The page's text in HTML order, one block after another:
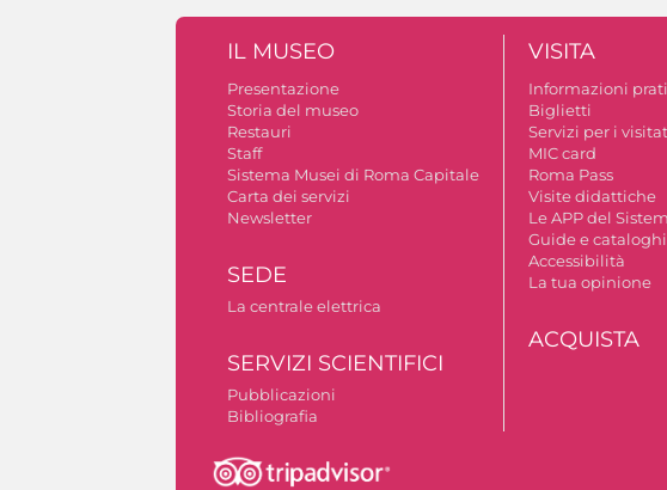
IL MUSEO
Presentazione
Storia del museo
Restauri
Staff
Sistema Musei di Roma Capitale
Carta dei servizi
Newsletter
SEDE
La centrale elettrica
SERVIZI SCIENTIFICI
Pubblicazioni
Bibliografia
VISITA
Informazioni
Biglietti
Servizi per i
MIC card
Roma Pass
Visite didattiche
Le APP del
Guide e cataloghi
Accessibilità
La tua opinione
ACQUISTA